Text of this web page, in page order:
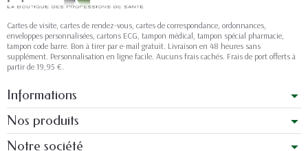
Cartes de visite, cartes de rendez-vous, cartes de correspondance, ordonnances,
enveloppes personnalisées, cartons ECG, tampon médical, tampon spécial pharmacie,
tampon code barre. Bon à tirer par e-mail gratuit. Livraison en 48 heures sans
supplément. Personnalisation en ligne facile. Aucuns frais cachés. Frais de port offerts à
partir de 19,95 €.
Informations
Nos produits
Notre société